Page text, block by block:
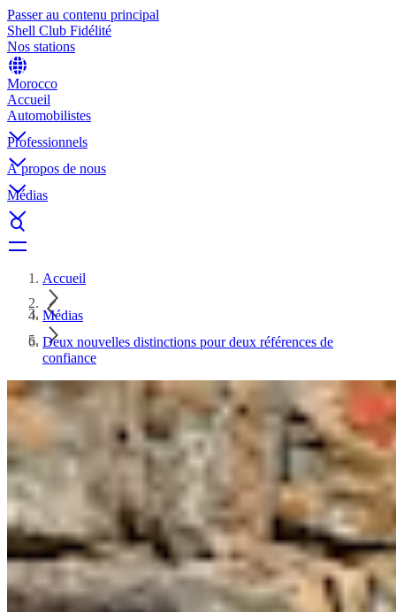
Passer au contenu principal
Shell Club Fidélité
Nos stations
Morocco
Accueil
Automobilistes
Professionnels
À propos de nous
Médias
Accueil
Médias
Deux nouvelles distinctions pour deux références de
confiance